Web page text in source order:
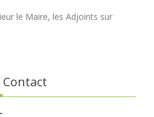
le Maire, les Adjoints sur
Contact